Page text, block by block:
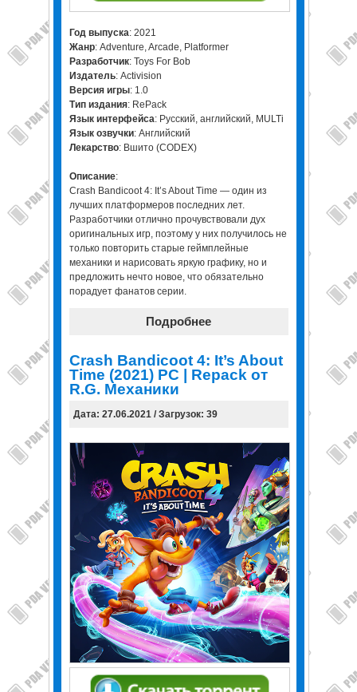
Год выпуска: 2021
Жанр: Adventure, Arcade, Platformer
Разработчик: Toys For Bob
Издатель: Activision
Версия игры: 1.0
Тип издания: RePack
Язык интерфейса: Русский, английский, MULTi
Язык озвучки: Английский
Лекарство: Вшито (CODEX)
Описание:
Crash Bandicoot 4: It’s About Time — один из
лучших платформеров последних лет.
Разработчики отлично прочувствовали дух
оригинальных игр, поэтому у них получилось не
только повторить старые геймплейные
механики и нарисовать яркую графику, но и
предложить нечто новое, что обязательно
порадует фанатов серии.
Подробнее
Crash Bandicoot 4: It’s About
Time (2021) PC | Repack от
R.G. Механики
Дата: 27.06.2021 / Загрузок: 39